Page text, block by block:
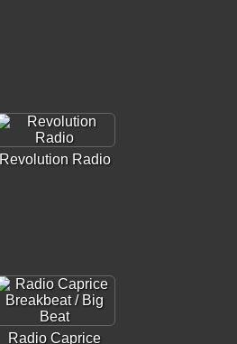
Revolution Radio
Radio Caprice